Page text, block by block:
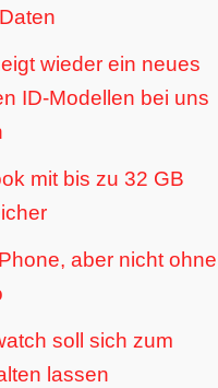
wieder ein neues
ID-Modellen bei uns
mit bis zu 32 GB
aber nicht ohne
soll sich zum
lassen